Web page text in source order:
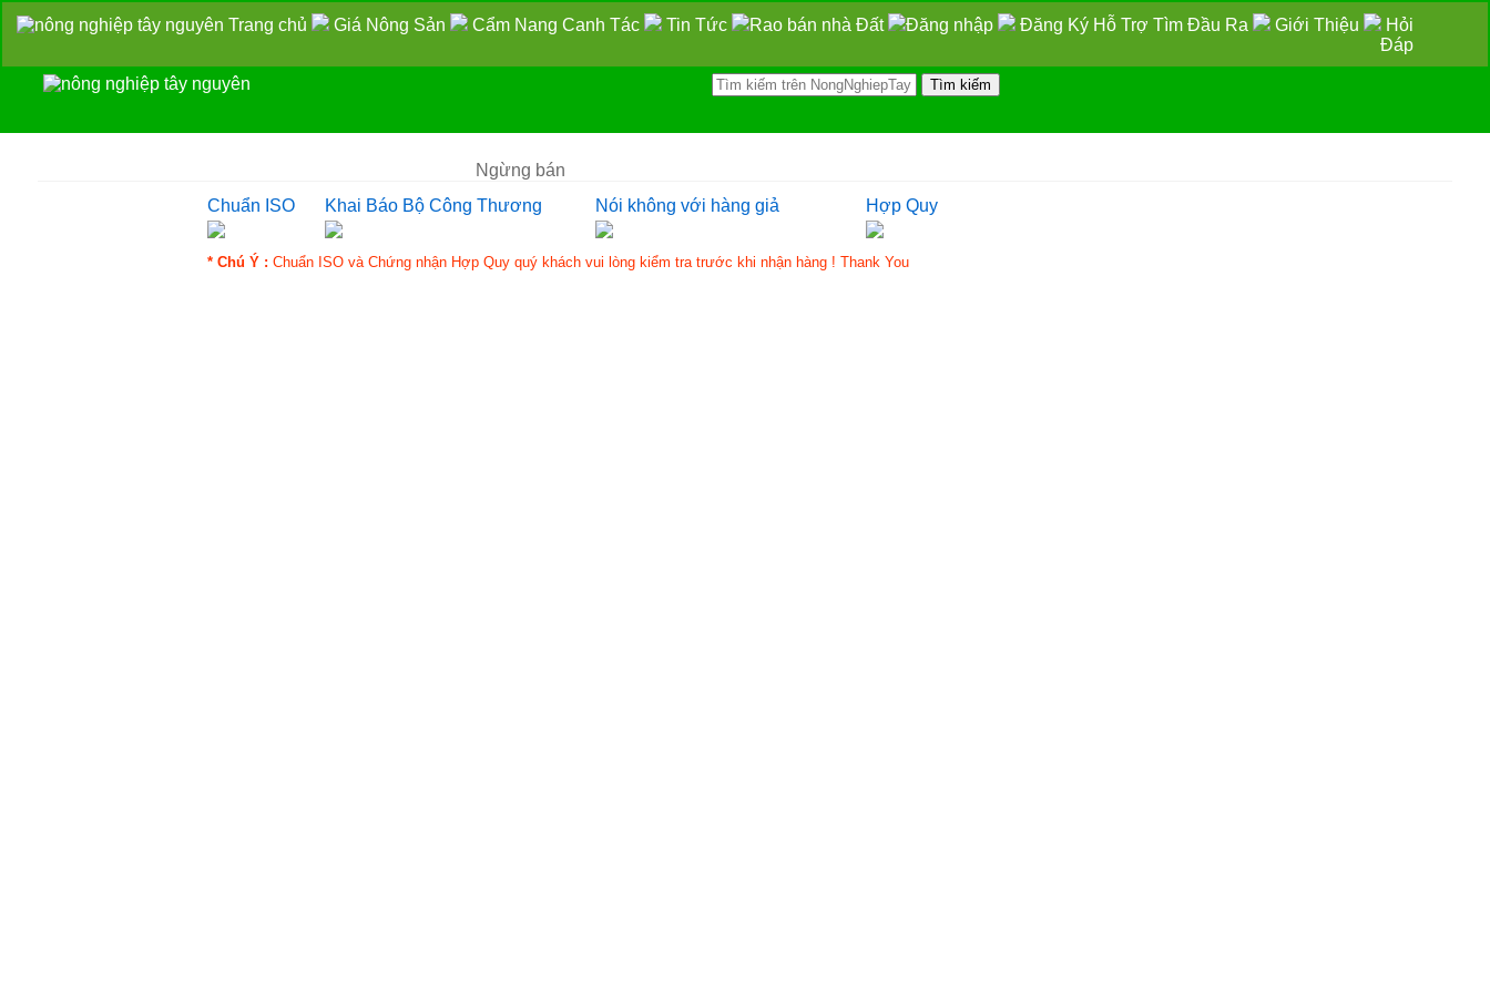
Trang chủ Giá Nông Sản Cẩm Nang Canh Tác Tin Tức Rao bán nhà Đất Đăng nhập Đăng Ký Hỗ Trợ Tìm Đầu Ra Giới Thiệu
Hỏi
Đáp
Ngừng bán
Chuẩn ISO
Khai Báo Bộ Công Thương Nói không với hàng giả Hợp Quy
* Chú Ý : Chuẩn ISO và Chứng nhận Hợp Quy quý khách vui lòng kiểm tra trước khi nhận hàng ! Thank You